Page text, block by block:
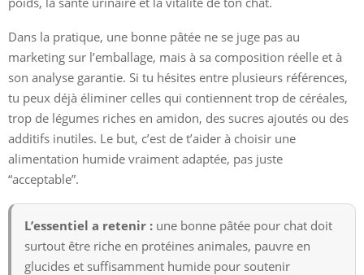
Dans la pratique, une bonne pâtée ne se juge pas au
marketing sur l’emballage, mais à sa composition réelle et à
son analyse garantie. Si tu hésites entre plusieurs références,
tu peux déjà éliminer celles qui contiennent trop de céréales,
trop de légumes riches en amidon, des sucres ajoutés ou des
additifs inutiles. Le but, c’est de t’aider à choisir une
alimentation humide vraiment adaptée, pas juste
“acceptable”.
L’essentiel a retenir : une bonne pâtée pour chat doit
surtout être riche en protéines animales, pauvre en
glucides et suffisamment humide pour soutenir